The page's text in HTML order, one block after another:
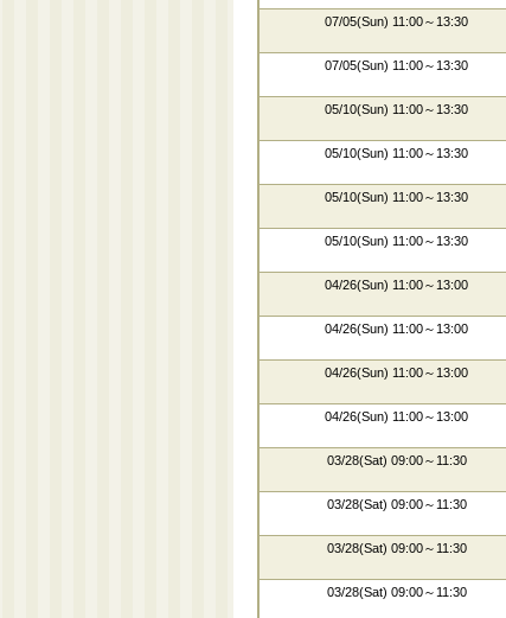
07/05(Sun) 11:00～13:30
07/05(Sun) 11:00～13:30
05/10(Sun) 11:00～13:30
05/10(Sun) 11:00～13:30
05/10(Sun) 11:00～13:30
05/10(Sun) 11:00～13:30
04/26(Sun) 11:00～13:00
04/26(Sun) 11:00～13:00
04/26(Sun) 11:00～13:00
04/26(Sun) 11:00～13:00
03/28(Sat) 09:00～11:30
03/28(Sat) 09:00～11:30
03/28(Sat) 09:00～11:30
03/28(Sat) 09:00～11:30